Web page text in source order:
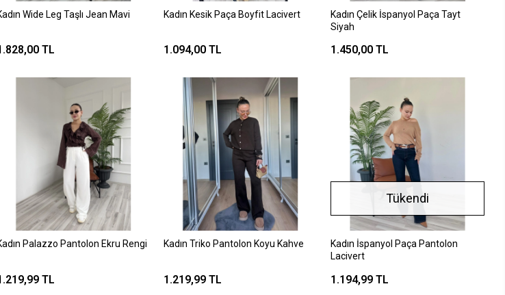
Wide Leg Taşlı Jean Mavi
TL
Kadın Kesik Paça Boyfit Lacivert
1.094,00 TL
Kadın Çelik İspanyol Paça Tayt
Siyah
1.450,00 TL
Palazzo Pantolon Ekru Rengi
TL
Kadın Triko Pantolon Koyu Kahve
1.219,99 TL
Tükendi
Kadın İspanyol Paça Pantolon
Lacivert
1.194,99 TL